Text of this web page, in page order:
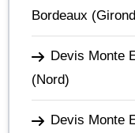
Bordeaux
Devis Monte
(Nord)
Devis Monte